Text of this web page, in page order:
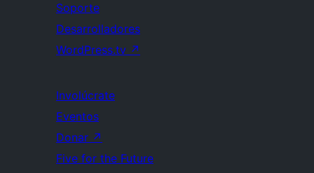
Soporte
Desarrolladores
WordPress.tv ↗
Involúcrate
Eventos
Donar ↗
Five for the Future